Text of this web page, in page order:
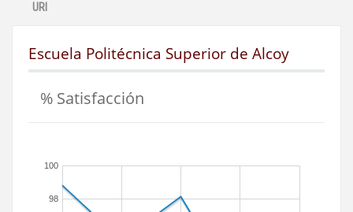
URI
Escuela Politécnica Superior de Alcoy
% Satisfacción
98
100